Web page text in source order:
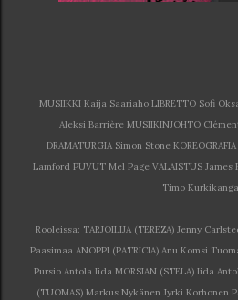
MUSIIKKI Kaija Saariaho LIBRETTO Sofi
Aleksi Barrière MUSIIKINJOHTO
DRAMATURGIA Simon Stone
Lamford PUVUT Mel Page VALAISTUS James
Timo
Rooleissa: TARJOILIJA (TEREZA) Jenny
Paasimaa ANOPPI (PATRICIA) Anu Komsi
Pursio Antola Iida MORSIAN (STELA) Iida
(TUOMAS) Markus Nykänen Jyrki Korhonen